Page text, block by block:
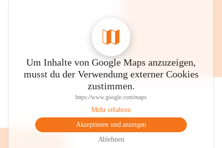
Um Inhalte von Google Maps anzuzeigen,
musst du der Verwendung externer Cookies
zustimmen.
https://www.google.com/maps
Mehr erfahren
Akzeptieren und anzeigen
Ablehnen